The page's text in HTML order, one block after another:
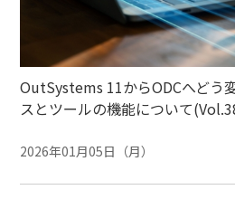
OutSystems 11からODCへどう
スとツールの機能について
2026年01月05日（月）